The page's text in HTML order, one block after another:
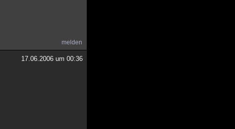
melden
17.06.2006 um 00:36